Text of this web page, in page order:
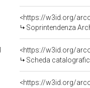
<https://w3id.org/
Soprintendenza
<https://w3id.org/
Scheda
<https://w3id.org/